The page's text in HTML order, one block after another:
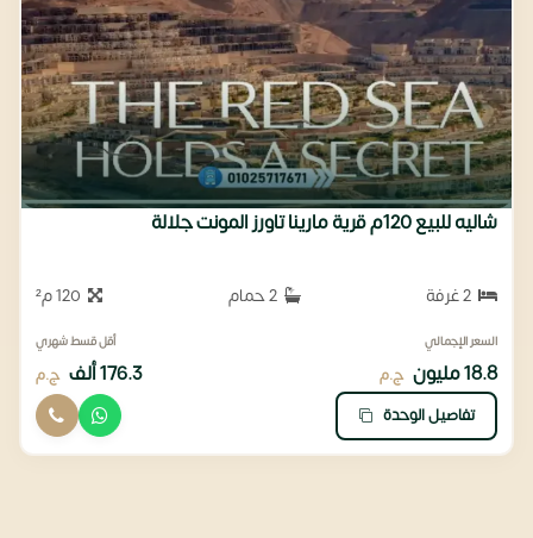
شاليه للبيع 120م قرية مارينا تاورز المونت جلالة
2 حمام
السعر الإجمالي
18.8 مليون ج.م
أقل قسط شهري
176.3 ألف ج.م
تفاصيل الوحدة